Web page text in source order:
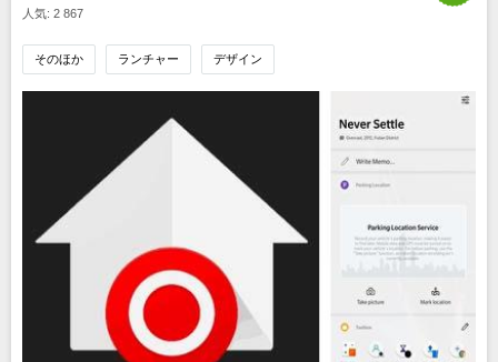
人気: 2 867
そのほか ランチャー デザイン